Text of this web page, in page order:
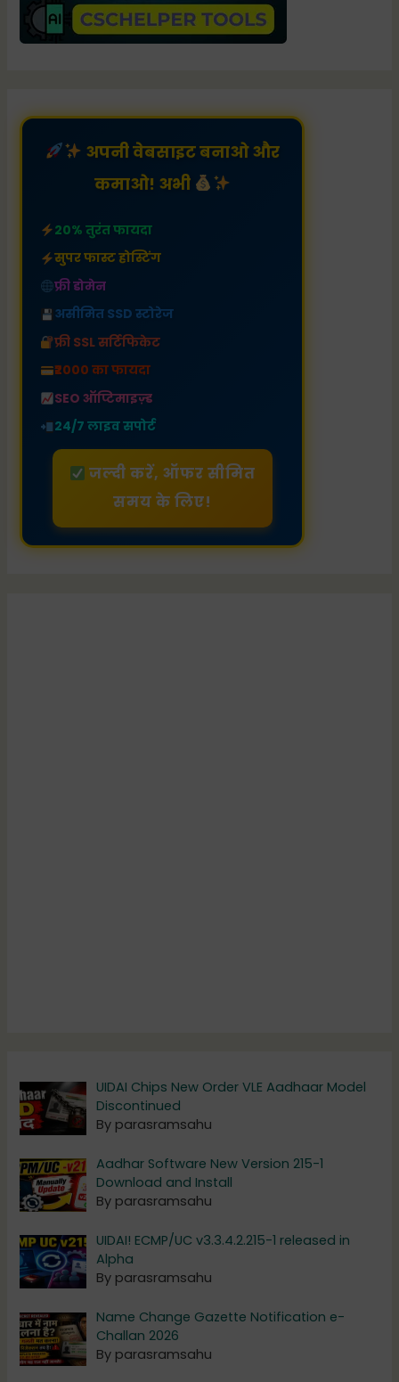
अपनी वेबसाइट बनाओ और
कमाओ! अभी
20% तुरंत फायदा
सुपर फास्ट होस्टिंग
फ्री डोमेन
असीमित SSD स्टोरेज
फ्री SSL सर्टिफिकेट
₹2000 का फायदा
SEO ऑप्टिमाइज़्ड
24/7 लाइव सपोर्ट
जल्दी करें, ऑफर सीमित
समय के लिए!
UIDAI Chips New Order VLE Aadhaar Model
Discontinued
By parasramsahu
Aadhar Software New Version 215-1
Download and Install
By parasramsahu
UIDAI! ECMP/UC v3.3.4.2.215-1 released in
Alpha
By parasramsahu
Name Change Gazette Notification e-
Challan 2026
By parasramsahu